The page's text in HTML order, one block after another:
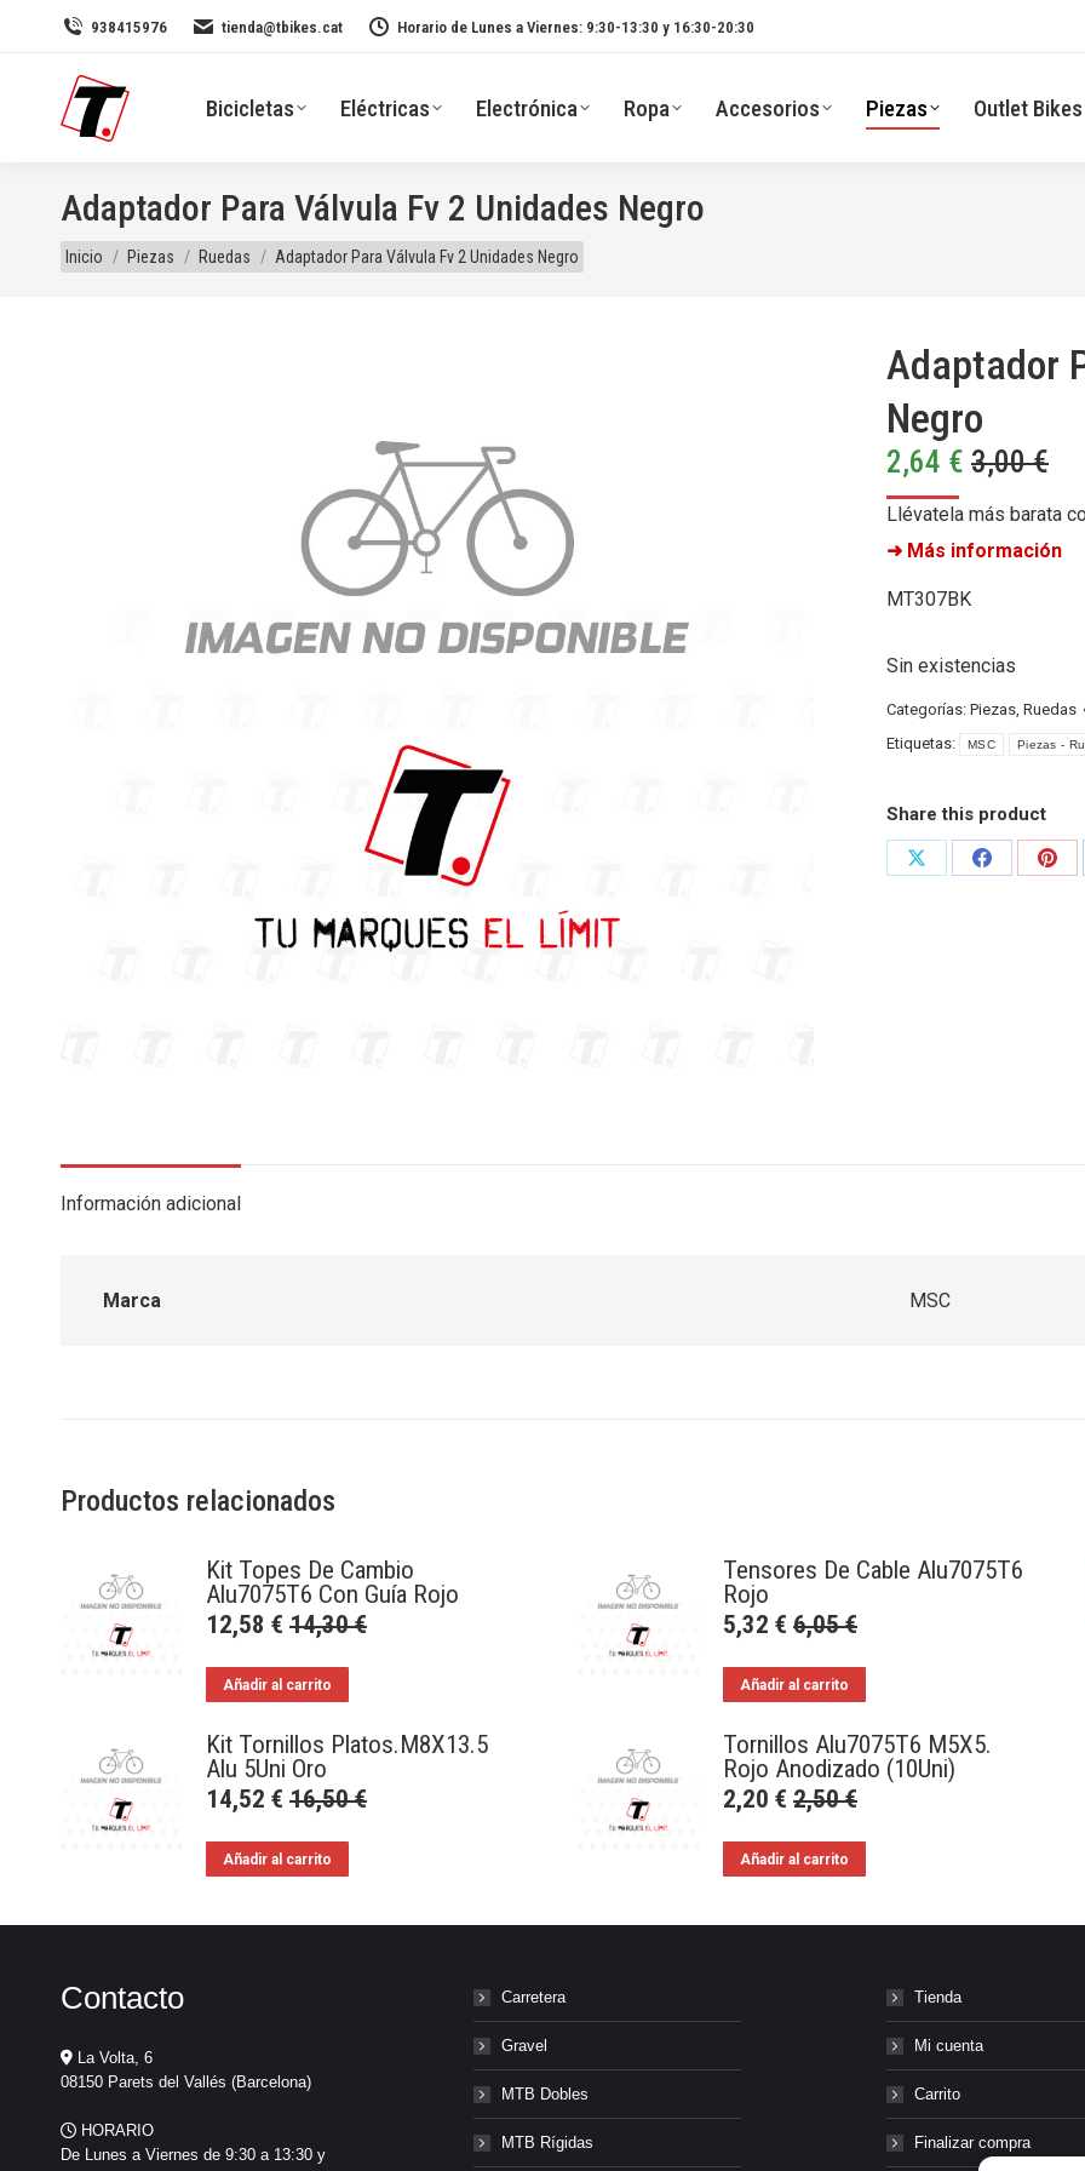
938415976 tienda@tbikes.cat Horario de Lunes a Viernes: 9:30-13:30 y 16:30-20:30
Bicicletas Eléctricas Electrónica Ropa Accesorios Piezas Outlet Bikes
Adaptador Para Válvula Fv 2 Unidades Negro
Estás aquí:
Inicio Piezas Ruedas Adaptador Para Válvula Fv 2 Unidades Negro
Adaptador
Negro
2,64 € 3,00€
Llévatela más barata
➜ Más información
MT307BK
Sin existencias
Categorías: Piezas, Ruedas
Etiquetas:
MSC Piezas -
Share this product
Share
Share
Información adicional
Marca MSC
Productos relacionados
Kit Topes De Cambio
Alu7075T6 Con Guía Rojo
12,58 € 14,30€
Añadir al carrito
Tensores De Cable Alu7075T6
Rojo
5,32€ 6,05€
Añadir al carrito
Kit Tornillos Platos.M8X13.5
Alu 5Uni Oro
14,52 € 16,50€
Añadir al carrito
Tornillos Alu7075T6 M5X5.
Rojo Anodizado (10Uni)
2,20€ 2,50€
Añadir al carrito
Contacto
La Volta, 6
08150 Parets del Vallés (Barcelona)
HORARIO
De Lunes a Viernes de 9:30 a 13:30 y
Carretera
Gravel
MTB Dobles
MTB Rígidas
Tienda
Mi cuenta
Carrito
Finalizar compra